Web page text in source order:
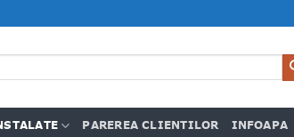
PAREREA CLIENTILOR INFOAPA